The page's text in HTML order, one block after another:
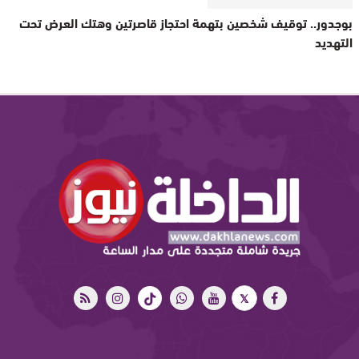
بوجدور.. توقيف شخصين بتهمة احتجاز قاصرتين وهتك العرض تحت
التهديد